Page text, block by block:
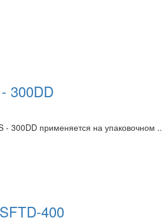
300DD
300DD применяется на упаковочном ..
400